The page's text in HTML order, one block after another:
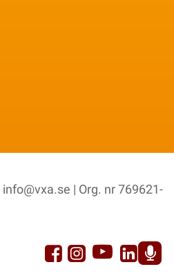
info@vxa.se | Org. nr 769621-
Facebook
Instagram